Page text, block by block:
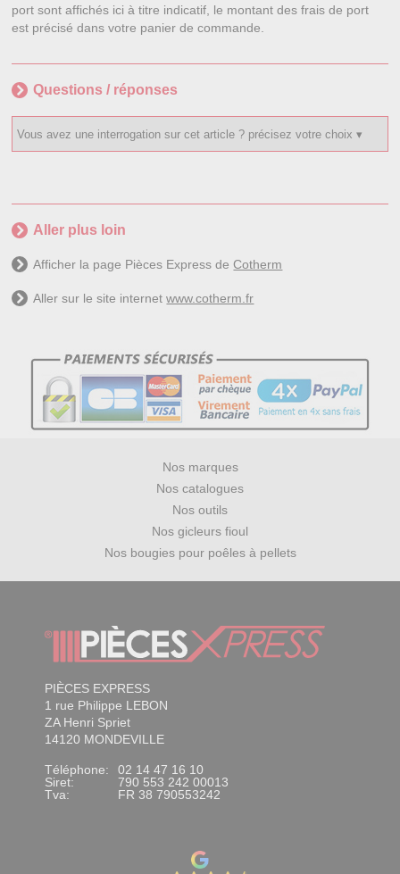
port sont affichés ici à titre indicatif, le montant des frais de port
est précisé dans votre panier de commande.
Questions / réponses
Aller plus loin
Afficher la page Pièces Express deCotherm
Aller sur le site internetwww.cotherm.fr
Nos marques
Nos catalogues
Nos outils
Nos gicleurs fioul
Nos bougies pour poêles à pellets
PIÈCES EXPRESS
1 rue Philippe LEBON
ZA Henri Spriet
14120 MONDEVILLE
Téléphone:
02 14 47 16 10
Siret:
790 553 242 00013
Tva:
FR 38 790553242